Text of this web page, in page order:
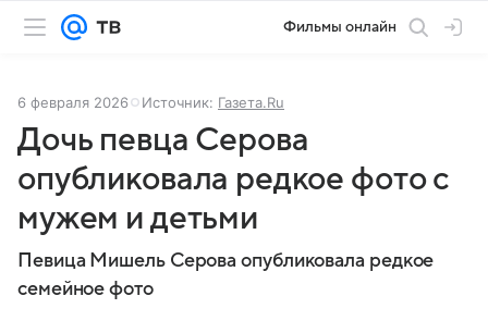
Фильмы онлайн
6 февраля 2026 Источник: Газета.Ru
Дочь певца Серова
опубликовала редкое фото с
мужем и детьми
Певица Мишель Серова опубликовала редкое
семейное фото